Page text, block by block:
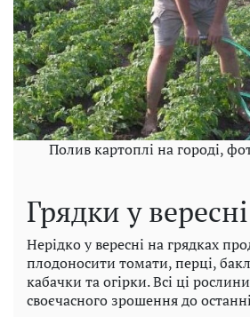
Полив картоплі на городі,
Грядки у вересні
Нерідко у вересні на грядках
плодоносити томати, перці,
кабачки та огірки. Всі ці
своєчасного зрошення до